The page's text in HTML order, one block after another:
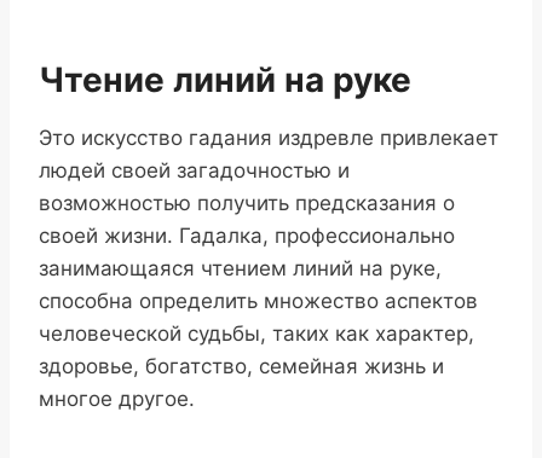
Чтение линий на руке
Это искусство гадания издревле привлекает
людей своей загадочностью и
возможностью получить предсказания о
своей жизни. Гадалка, профессионально
занимающаяся чтением линий на руке,
способна определить множество аспектов
человеческой судьбы, таких как характер,
здоровье, богатство, семейная жизнь и
многое другое.